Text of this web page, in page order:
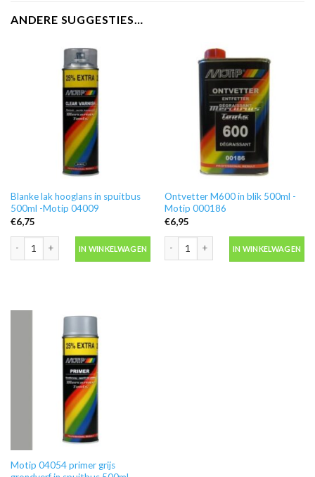
ANDERE SUGGESTIES…
Blanke lak hooglans in spuitbus
500ml -Motip 04009
€6,75
IN WINKELWAGEN
Ontvetter M600 in blik 500ml -
Motip 000186
€6,95
IN WINKELWAGEN
Motip 04054 primer grijs